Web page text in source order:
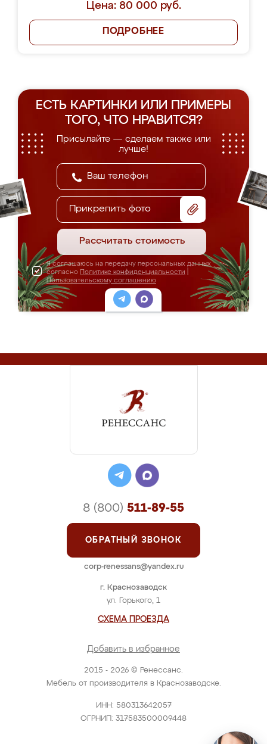
Цена: 80 000 руб.
ПОДРОБНЕЕ
ЕСТЬ КАРТИНКИ ИЛИ ПРИМЕРЫ
ТОГО, ЧТО НРАВИТСЯ?
Присылайте — сделаем также или
лучше!
Прикрепить фото
Рассчитать стоимость
Я соглашаюсь на передачу персональных данных
согласно Политике конфиденциальности
Пользовательскому соглашению
2015 - 2026 © Ренессанс.
Мебель от производителя в Краснозаводске.
ИНН: 580313642057
ОГРНИП: 317583500009448
г. Краснозаводск
ул. Горького, 1
СХЕМА ПРОЕЗДА
Добавить в избранное
8 (800) 511-89-55
ОБРАТНЫЙ ЗВОНОК
corp-renessans@yandex.ru